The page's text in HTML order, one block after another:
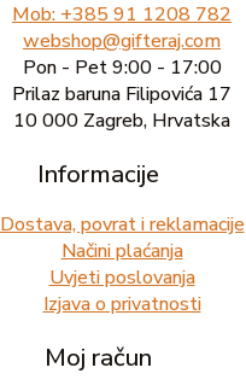
Mob: +385 91 1208 782
webshop@gifteraj.com
Pon - Pet 9:00 - 17:00
Prilaz baruna Filipovića 17
10 000 Zagreb, Hrvatska
Informacije
Dostava, povrat i reklamacije
Načini plaćanja
Uvjeti poslovanja
Izjava o privatnosti
Moj račun